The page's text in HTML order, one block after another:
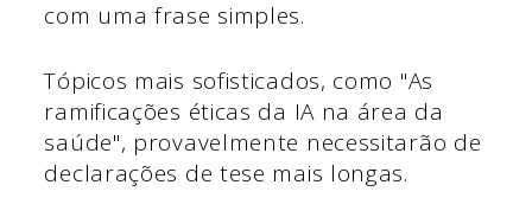
com uma frase simples.
Tópicos mais sofisticados, como "As
ramificações éticas da IA na área da
saúde", provavelmente necessitarão de
declarações de tese mais longas.